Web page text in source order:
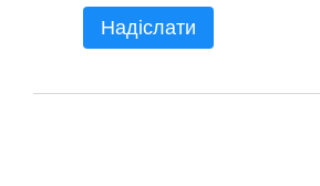
Надіслати